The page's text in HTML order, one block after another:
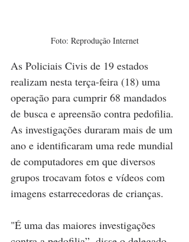
Foto: Reprodução Internet
As Policiais Civis de 19 estados
realizam nesta terça-feira (18) uma
operação para cumprir 68 mandados
de busca e apreensão contra pedofilia.
As investigações duraram mais de um
ano e identificaram uma rede mundial
de computadores em que diversos
grupos trocavam fotos e vídeos com
imagens estarrecedoras de crianças.
"É uma das maiores investigações